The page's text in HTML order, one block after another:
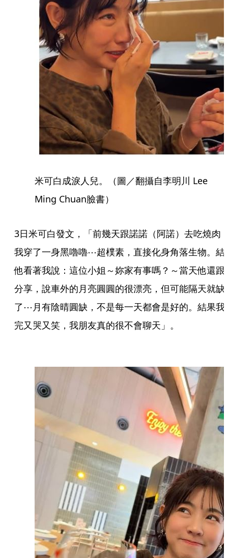
米可白成淚人兒。（圖／翻攝自李明川 Lee
Ming Chuan臉書）
3日米可白發文，「前幾天跟諾諾（阿諾）去吃燒肉
我穿了一身黑嚕嚕⋯超樸素，直接化身角落生物。結
他看著我說：這位小姐～妳家有事嗎？～當天他還跟
分享，說車外的月亮圓圓的很漂亮，但可能隔天就缺
了⋯月有陰晴圓缺，不是每一天都會是好的。結果我
完又哭又笑，我朋友真的很不會聊天」。